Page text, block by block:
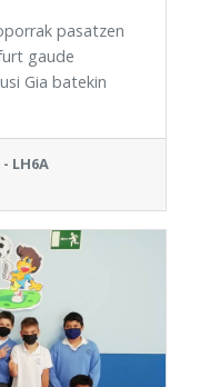
pasatzen
gaude
Gia batekin
LH6A